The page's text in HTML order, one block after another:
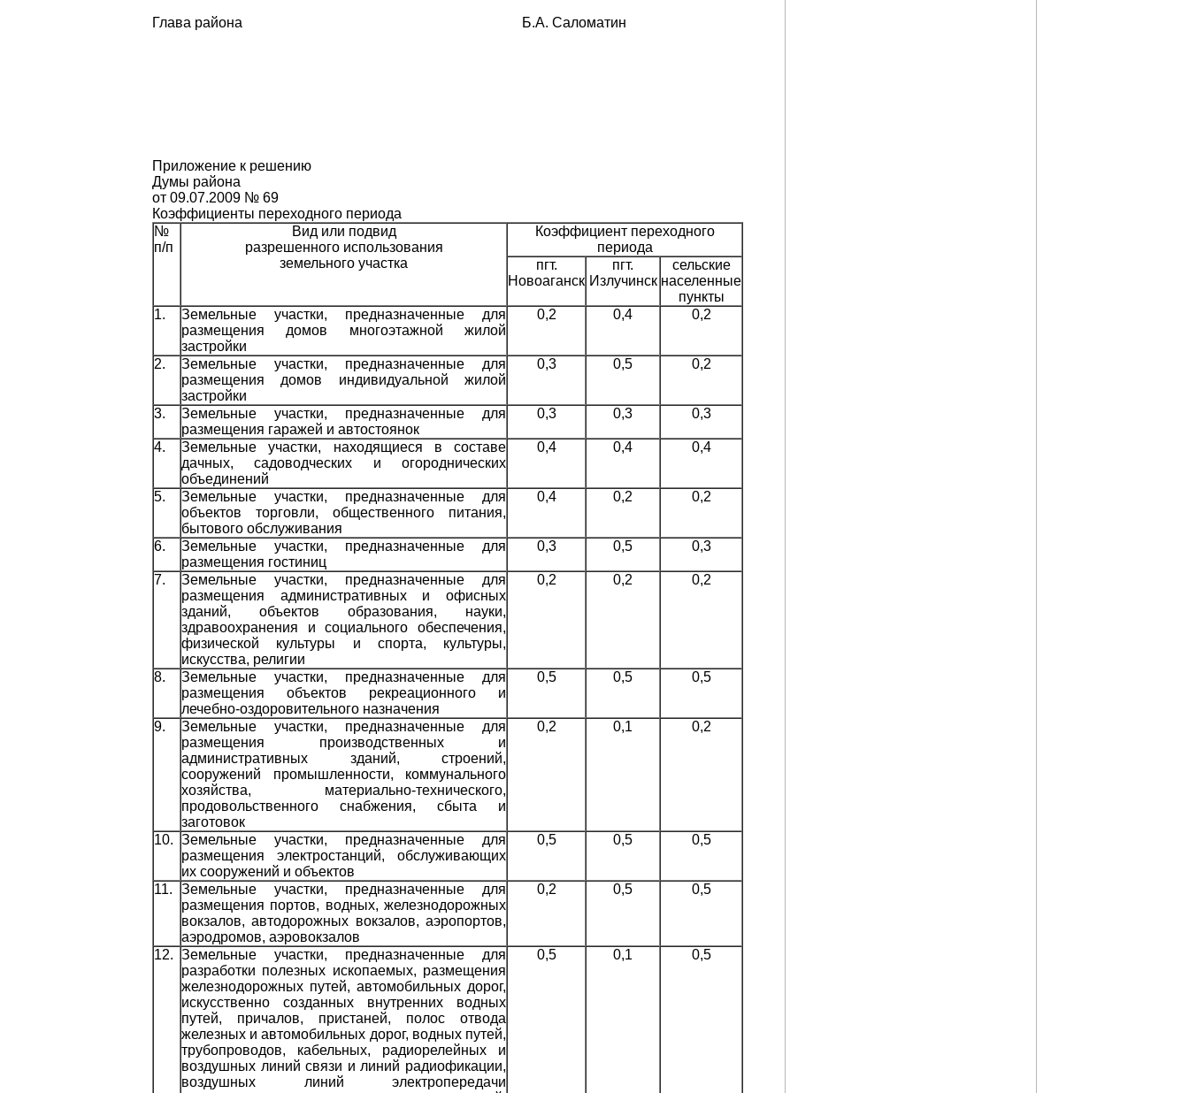
Глава района Б.А. Саломатин
Приложение к решению
Думы района
от 09.07.2009 № 69
Коэффициенты переходного периода
№
п/п
Вид или подвид
разрешенного использования
земельного участка
Коэффициент переходного
периода
пгт.
Новоаганск
пгт.
Излучинск
сельские
населенные
пункты
1.
Земельные участки, предназначенные для
размещения домов многоэтажной жилой
застройки
0,2 0,4 0,2
2.
Земельные участки, предназначенные для
размещения домов индивидуальной жилой
застройки
0,3 0,5 0,2
3.
Земельные участки, предназначенные для
размещения гаражей и автостоянок
0,3 0,3 0,3
4.
Земельные участки, находящиеся в составе
дачных, садоводческих и огороднических
объединений
0,4 0,4 0,4
5.
Земельные участки, предназначенные для
объектов торговли, общественного питания,
бытового обслуживания
0,4 0,2 0,2
6.
Земельные участки, предназначенные для
размещения гостиниц
0,3 0,5 0,3
7.
Земельные участки, предназначенные для
размещения административных и офисных
зданий, объектов образования, науки,
здравоохранения и социального обеспечения,
физической культуры и спорта, культуры,
искусства, религии
0,2 0,2 0,2
8.
Земельные участки, предназначенные для
размещения объектов рекреационного и
лечебно-оздоровительного назначения
0,5 0,5 0,5
9.
Земельные участки, предназначенные для
размещения производственных и
административных зданий, строений,
сооружений промышленности, коммунального
хозяйства, материально-технического,
продовольственного снабжения, сбыта и
заготовок
0,2 0,1 0,2
10. Земельные участки, предназначенные для
размещения электростанций, обслуживающих
их сооружений и объектов
0,5 0,5 0,5
11.
Земельные участки, предназначенные для
размещения портов, водных, железнодорожных
вокзалов, автодорожных вокзалов, аэропортов,
аэродромов, аэровокзалов
0,2 0,5 0,5
12. Земельные участки, предназначенные для
разработки полезных ископаемых, размещения
железнодорожных путей, автомобильных дорог,
искусственно созданных внутренних водных
путей, причалов, пристаней, полос отвода
железных и автомобильных дорог, водных путей,
трубопроводов, кабельных, радиорелейных и
воздушных линий связи и линий радиофикации,
воздушных линий электропередачи
0,5 0,1 0,5